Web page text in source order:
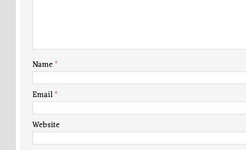
Name*
Email*
Website